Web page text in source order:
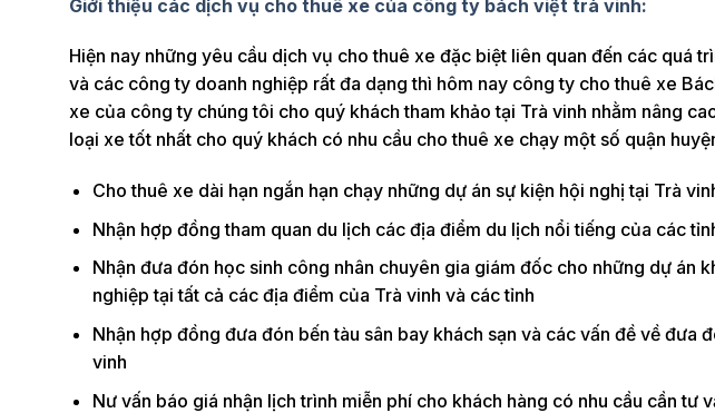
Giới thiệu các dịch vụ cho thuê xe của công ty bách việt trà vinh:
Hiện nay những yêu cầu dịch vụ cho thuê xe đặc biệt liên quan đến các quá
và các công ty doanh nghiệp rất đa dạng thì hôm nay công ty cho thuê xe
xe của công ty chúng tôi cho quý khách tham khảo tại Trà vinh nhằm nâng
loại xe tốt nhất cho quý khách có nhu cầu cho thuê xe chạy một số quận
Cho thuê xe dài hạn ngắn hạn chạy những dự án sự kiện hội nghị tại Trà
Nhận hợp đồng tham quan du lịch các địa điểm du lịch nổi tiếng của các
Nhận đưa đón học sinh công nhân chuyên gia giám đốc cho những dự án
nghiệp tại tất cả các địa điểm của Trà vinh và các tỉnh
Nhận hợp đồng đưa đón bến tàu sân bay khách sạn và các vấn đề về đưa
vinh
Nư vấn báo giá nhận lịch trình miễn phí cho khách hàng có nhu cầu cần tư